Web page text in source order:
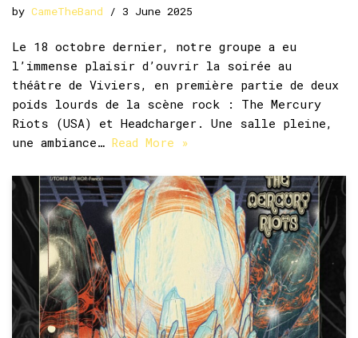
by CameTheBand 3 June 2025
Le 18 octobre dernier, notre groupe a eu
l’immense plaisir d’ouvrir la soirée au
théâtre de Viviers, en première partie de deux
poids lourds de la scène rock : The Mercury
Riots (USA) et Headcharger. Une salle pleine,
une ambiance… Read More »